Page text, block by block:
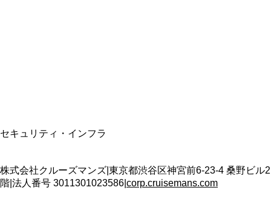
セキュリティ・インフラ
株式会社クルーズマンズ 東京都渋谷区神宮前6-23-4 桑野ビル2
階 法人番号 3011301023586 corp.cruisemans.com